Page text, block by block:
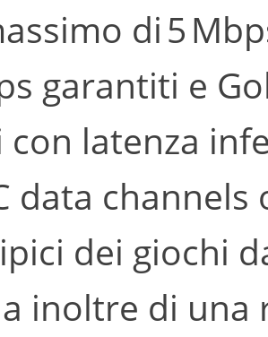
di 5
garantiti e
latenza
data
dei giochi
inoltre di una